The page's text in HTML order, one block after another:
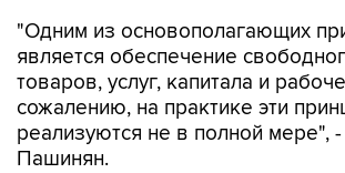
"Одним из основополагающих
является обеспечение
товаров, услуг, капитала и
сожалению, на практике эти
реализуются не в полной мере", -
Пашинян.